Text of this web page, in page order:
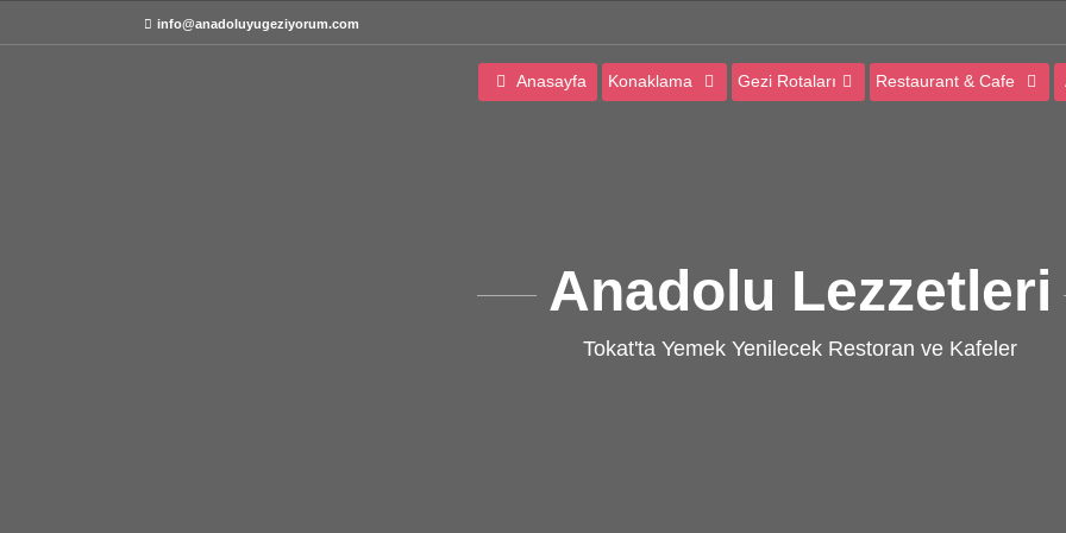
info@anadoluyugeziyorum.com
Anasayfa Konaklama Gezi Rotaları Restaurant & Cafe
Anadolu Lezzetleri
Tokat'ta Yemek Yenilecek Restoran ve Kafeler